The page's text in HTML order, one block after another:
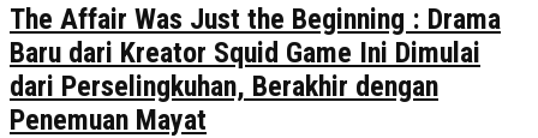
The Affair Was Just the Beginning : Drama
Baru dari Kreator Squid Game Ini Dimulai
dari Perselingkuhan, Berakhir dengan
Penemuan Mayat